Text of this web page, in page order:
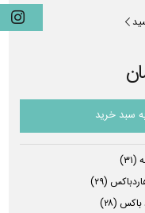
سبد خرید
(۳۱)
(۲۹)
باکس (۲۸)